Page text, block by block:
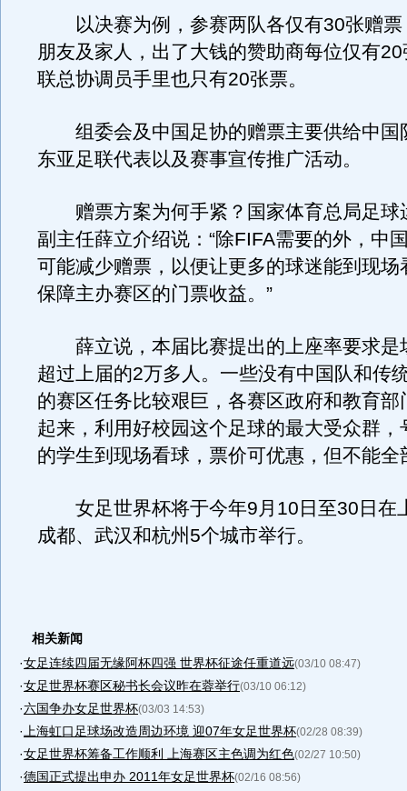
以决赛为例，参赛两队各仅有30张赠票
朋友及家人，出了大钱的赞助商每位仅有
联总协调员手里也只有20张票。
组委会及中国足协的赠票主要供给中国
东亚足联代表以及赛事宣传推广活动。
赠票方案为何手紧？国家体育总局足球
副主任薛立介绍说：“除FIFA需要的外，中
可能减少赠票，以便让更多的球迷能到现场
保障主办赛区的门票收益。”
薛立说，本届比赛提出的上座率要求是
超过上届的2万多人。一些没有中国队和传
的赛区任务比较艰巨，各赛区政府和教育部
起来，利用好校园这个足球的最大受众群，
的学生到现场看球，票价可优惠，但不能全
女足世界杯将于今年9月10日至30日在
成都、武汉和杭州5个城市举行。
相关新闻
·女足连续四届无缘阿杯四强 世界杯征途任重道远(03/10 08:47)
·女足世界杯赛区秘书长会议昨在蓉举行(03/10 06:12)
·六国争办女足世界杯(03/03 14:53)
· 上海虹口足球场改造周边环境 迎07年女足世界杯(02/28 08:39)
·女足世界杯筹备工作顺利 上海赛区主色调为红色(02/27 10:50)
·德国正式提出申办 2011年女足世界杯(02/16 08:56)